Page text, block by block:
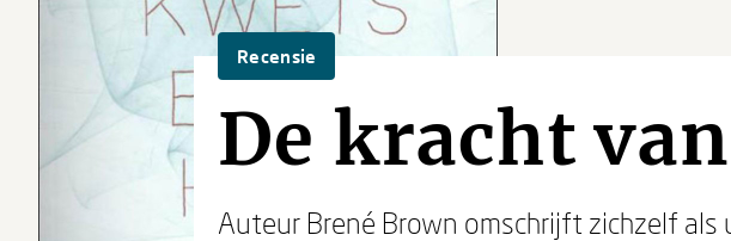
Recensie
De kracht
Auteur Brené Brown omschrijft zichzelf als